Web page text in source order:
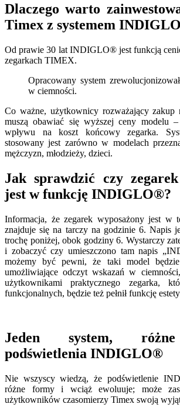
Dlaczego warto
Timex z systemem
Od prawie 30 lat INDIGLO® jest funkcją
zegarkach TIMEX.
Opracowany system
w ciemności.
Co ważne, użytkownicy rozważający zakup
muszą obawiać się wyższej ceny modelu
wpływu na koszt końcowy zegarka.
stosowany jest zarówno w modelach
mężczyzn, młodzieży, dzieci.
Jak sprawdzić czy zegarek
jest w funkcję INDIGLO®?
Informacja, że zegarek wyposażony jest w
znajduje się na tarczy na godzinie 6. Napis
trochę poniżej, obok godziny 6. Wystarczy
i zobaczyć czy umieszczono tam napis
możemy być pewni, że taki model będzie
umożliwiające odczyt wskazań w
użytkownikami praktycznego zegarka,
funkcjonalnych, będzie też pełnił funkcję
Jeden system,
podświetlenia INDIGLO®
Nie wszyscy wiedzą, że podświetlenie
różne formy i wciąż ewoluuje; może
użytkowników czasomierzy Timex swoją